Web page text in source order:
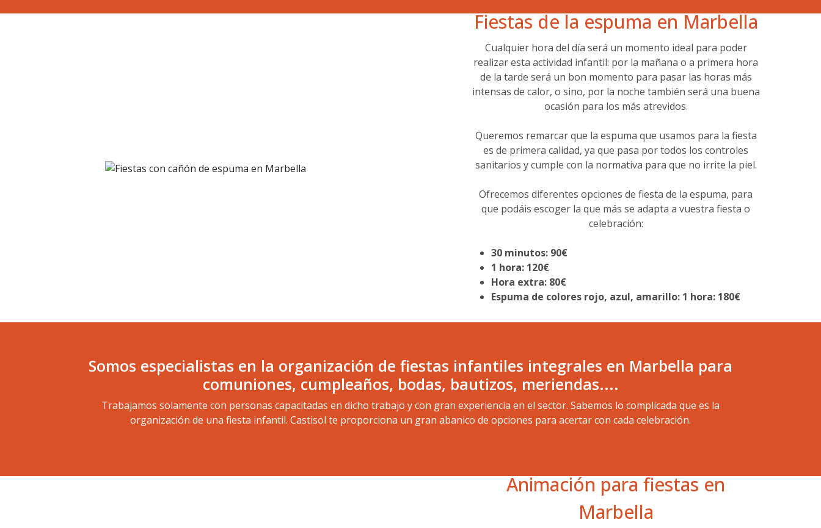
Fiestas de la espuma en Marbella
Cualquier hora del día será un momento ideal para poder
realizar esta actividad infantil: por la mañana o a primera hora
de la tarde será un bon momento para pasar las horas más
intensas de calor, o sino, por la noche también será una buena
ocasión para los más atrevidos.
Queremos remarcar que la espuma que usamos para la fiesta
es de primera calidad, ya que pasa por todos los controles
sanitarios y cumple con la normativa para que no irrite la piel.
Ofrecemos diferentes opciones de fiesta de la espuma, para
que podáis escoger la que más se adapta a vuestra fiesta o
celebración:
30 minutos: 90€
1 hora: 120€
Hora extra: 80€
Espuma de colores rojo, azul, amarillo: 1 hora: 180€
Somos especialistas en la organización de fiestas infantiles integrales en Marbella para
comuniones, cumpleaños, bodas, bautizos, meriendas....
Trabajamos solamente con personas capacitadas en dicho trabajo y con gran experiencia en el sector. Sabemos lo complicada que es la
organización de una fiesta infantil. Castisol te proporciona un gran abanico de opciones para acertar con cada celebración.
Animación para fiestas en
Marbella